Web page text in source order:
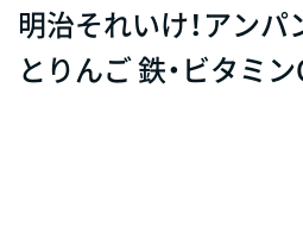
明治それいけ！アン
とりんご 鉄・ビタミ